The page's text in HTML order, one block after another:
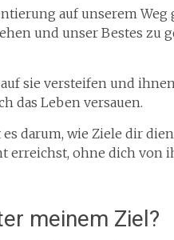
auf unserem
und unser Bestes zu
sie versteifen und
das Leben versauen.
darum, wie Ziele dir
erreichst, ohne dich von
meinem Ziel?